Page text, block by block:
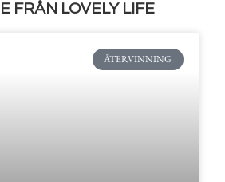
FRÅN LOVELY LIFE
ÅTERVINNING